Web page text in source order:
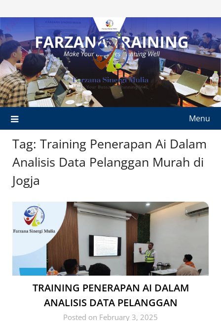
to
content
Menu
Tag: Training Penerapan Ai Dalam
Analisis Data Pelanggan Murah di
Jogja
TRAINING PENERAPAN AI DALAM
ANALISIS DATA PELANGGAN
Posted on February 3, 2025